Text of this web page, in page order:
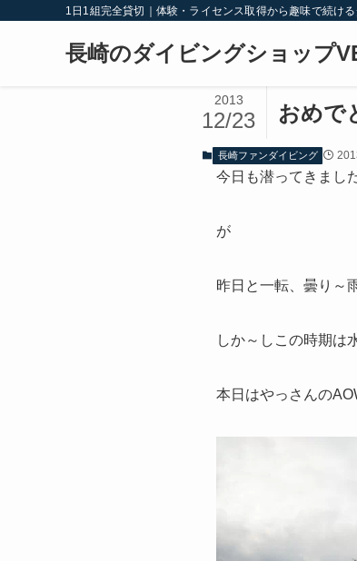
1日1組完全貸切｜体験・ライセンス取得から趣味で続け
長崎のダイビングショップ
おめで
2013
12/23
長崎ファンダイビング
今日も潜ってきまし
が
昨日と一転、曇り～
しか～しこの時期は
本日はやっさんの